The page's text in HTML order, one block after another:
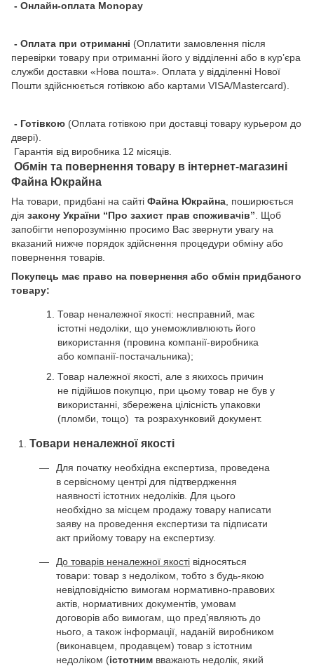
- Онлайн-оплата Monopay
- Оплата при отриманні (Оплатити замовлення після
перевірки товару при отриманні його у відділенні або в кур’єра
служби доставки «Нова пошта». Оплата у відділенні Нової
Пошти здійснюється готівкою або картами VISA/Mastercard).
- Готівкою (Оплата готівкою при доставці товару курьером до
двері).
Гарантія від виробника 12 місяців.
Обмін та повернення товару в інтернет-магазині
Файна Юкрайна
На товари, придбані на сайті Файна Юкрайна, поширюється
дія закону України “Про захист прав споживачів”. Щоб
запобігти непорозумінню просимо Вас звернути увагу на
вказаний нижче порядок здійснення процедури обміну або
повернення товарів.
Покупець має право на повернення або обмін придбаного
товару:
Товар неналежної якості: несправний, має
істотні недоліки, що унеможливлюють його
використання (провина компанії-виробника
або компанії-постачальника);
Товар належної якості, але з якихось причин
не підійшов покупцю, при цьому товар не був у
використанні, збережена цілісність упаковки
(пломби, тощо) та розрахунковий документ.
Товари неналежної якості
Для початку необхідна експертиза, проведена
в сервісному центрі для підтвердження
наявності істотних недоліків. Для цього
необхідно за місцем продажу товару написати
заяву на проведення експертизи та підписати
акт прийому товару на експертизу.
До товарів неналежної якості відносяться
товари: товар з недоліком, тобто з будь-якою
невідповідністю вимогам нормативно-правових
актів, нормативних документів, умовам
договорів або вимогам, що пред’являють до
нього, а також інформації, наданій виробником
(виконавцем, продавцем) товар з істотним
недоліком (істотним вважають недолік, який